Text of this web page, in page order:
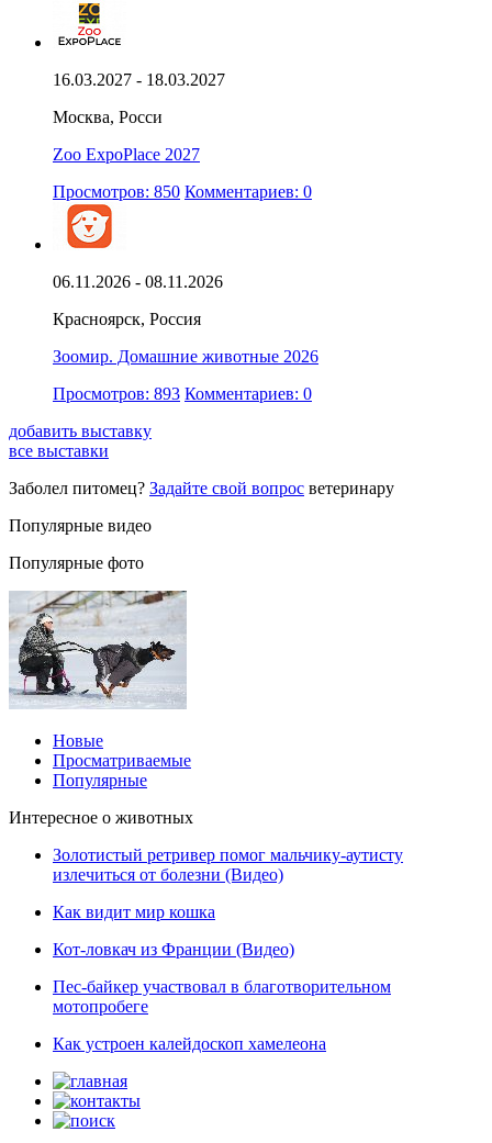
16.03.2027 - 18.03.2027
Москва, Росси
Zoo ExpoPlace 2027
Просмотров: 850 Комментариев: 0
06.11.2026 - 08.11.2026
Красноярск, Россия
Зоомир. Домашние животные 2026
Просмотров: 893 Комментариев: 0
добавить выставку
все выставки
Заболел питомец? Задайте свой вопрос ветеринару
Популярные видео
Популярные фото
Новые
Просматриваемые
Популярные
Интересное о животных
Золотистый ретривер помог мальчику-аутисту
излечиться от болезни (Видео)
Как видит мир кошка
Кот-ловкач из Франции (Видео)
Пес-байкер участвовал в благотворительном
мотопробеге
Как устроен калейдоскоп хамелеона